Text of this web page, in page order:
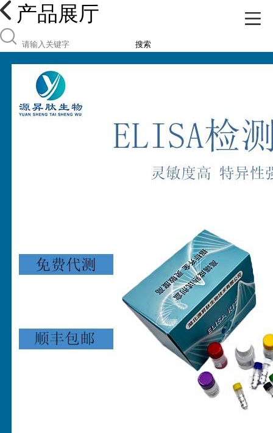
产品展厅
搜索